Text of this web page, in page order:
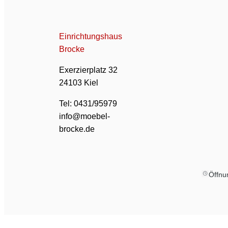
Einrichtungshaus
Brocke
Exerzierplatz 32
24103 Kiel
Tel: 0431/95979
info@moebel-
brocke.de